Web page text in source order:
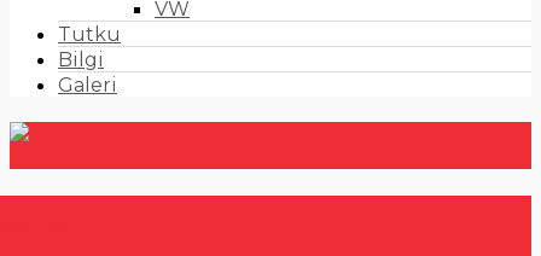
VW
Tutku
Bilgi
Galeri